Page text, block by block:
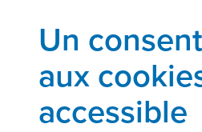
Un
aux
accessible